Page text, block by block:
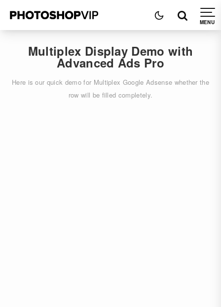
Multiplex Display Demo with
Advanced Ads Pro
Here is our quick demo for Multiplex Google Adsense whether the
row will be filled completely.